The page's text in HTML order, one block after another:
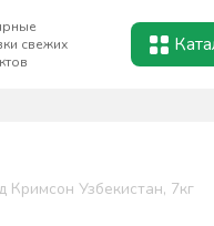
свежих
Кримсон Узбекистан, 7кг